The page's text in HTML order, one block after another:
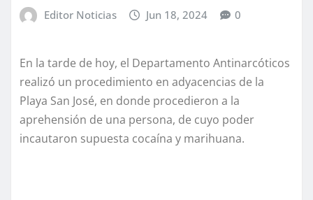
Editor Noticias Jun 18, 2024 0
En la tarde de hoy, el Departamento Antinarcóticos
realizó un procedimiento en adyacencias de la
Playa San José, en donde procedieron a la
aprehensión de una persona, de cuyo poder
incautaron supuesta cocaína y marihuana.